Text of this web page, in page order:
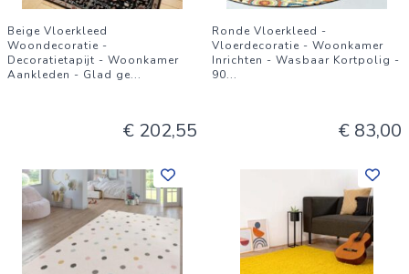
Beige Vloerkleed
Woondecoratie -
Decoratietapijt - Woonkamer
Aankleden - Glad ge...
€ 202,55
Ronde Vloerkleed -
Vloerdecoratie - Woonkamer
Inrichten - Wasbaar Kortpolig -
90...
€ 83,00